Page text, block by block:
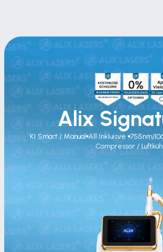
Alix
KI Smart / Manual All Inkluisve 755nm/
Compressor /